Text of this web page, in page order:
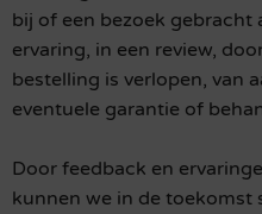
bij of een bezoek gebracht
ervaring, in een review,
bestelling is verlopen, van
eventuele garantie of
Door feedback en
kunnen we in de toekomst